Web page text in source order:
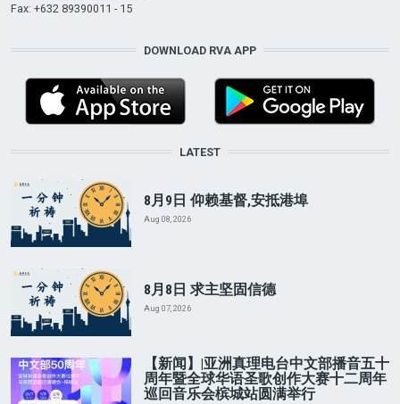
Fax: +632 89390011 - 15
DOWNLOAD RVA APP
LATEST
8月9日 仰赖基督,安抵港埠
Aug 08, 2026
8月8日 求主坚固信德
Aug 07, 2026
【新闻】|亚洲真理电台中文部播音五十
周年暨全球华语圣歌创作大赛十二周年
巡回音乐会槟城站圆满举行